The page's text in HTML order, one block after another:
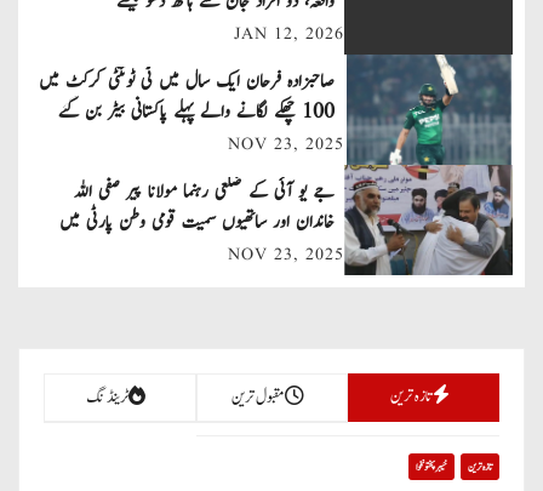
a
v
i
g
a
o
n
JAN 12, 2026
صاحبزادہ فرحان ایک سال میں ٹی ٹوئنٹی کرکٹ میں
100 چھکے لگانے والے پہلے پاکستانی بیٹر بن گئے
NOV 23, 2025
جے یو آئی کے ضلعی رہنما مولانا پیر صفی اللہ
خاندان اور ساتھیوں سمیت قومی وطن پارٹی میں
شامل
NOV 23, 2025
تازہ ترین مقبول ترین ٹرینڈنگ
تازہ ترین خیبر پختونخوا